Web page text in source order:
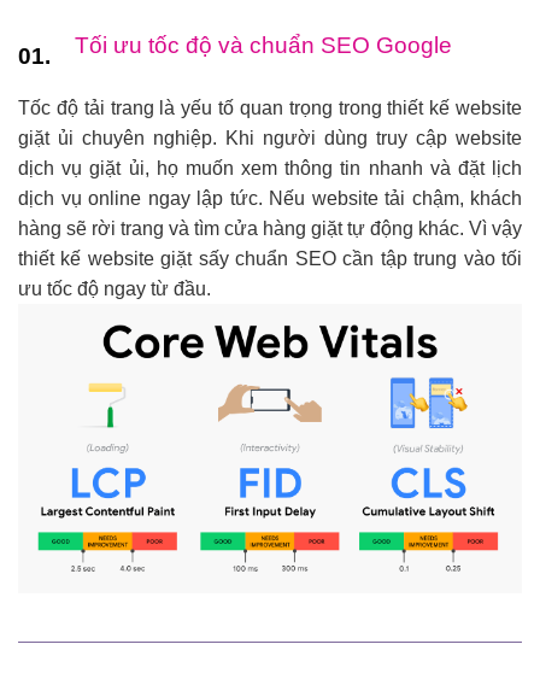
01. Tối ưu tốc độ và chuẩn SEO Google
Tốc độ tải trang là yếu tố quan trọng trong thiết kế website
giặt ủi chuyên nghiệp. Khi người dùng truy cập website
dịch vụ giặt ủi, họ muốn xem thông tin nhanh và đặt lịch
dịch vụ online ngay lập tức. Nếu website tải chậm, khách
hàng sẽ rời trang và tìm cửa hàng giặt tự động khác. Vì vậy
thiết kế website giặt sấy chuẩn SEO cần tập trung vào tối
ưu tốc độ ngay từ đầu.